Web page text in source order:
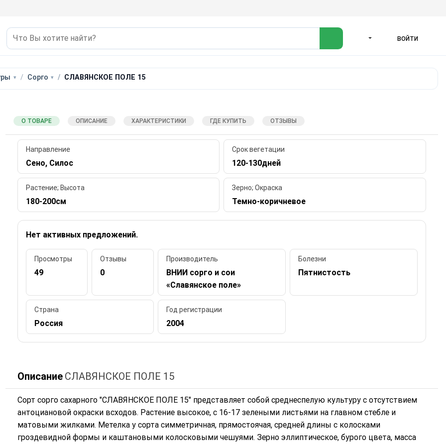
ВОЙТИ
Сорго СЛАВЯНСКОЕ ПОЛЕ 15
О ТОВАРЕ ОПИСАНИЕ ХАРАКТЕРИСТИКИ ГДЕ КУПИТЬ ОТЗЫВЫ
Направление
Сено, Силос
Срок вегетации
120-130дней
Растение; Высота
180-200см
Зерно; Окраска
Темно-коричневое
Нет активных предложений.
Просмотры
49
Отзывы
0
Производитель
ВНИИ сорго и сои
«Славянское поле»
Болезни
Пятнистость
Страна
Россия
Год регистрации
2004
Описание СЛАВЯНСКОЕ ПОЛЕ 15
Сорт сорго сахарного "СЛАВЯНСКОЕ ПОЛЕ 15" представляет собой среднеспелую культуру с отсутствием
антоциановой окраски всходов. Растение высокое, с 16-17 зелеными листьями на главном стебле и
матовыми жилками. Метелка у сорта симметричная, прямостоячая, средней длины с колосками
гроздевидной формы и каштановыми колосковыми чешуями. Зерно эллиптическое, бурого цвета, масса